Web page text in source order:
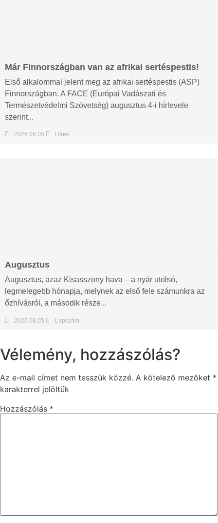
Már Finnországban van az afrikai sertéspestis!
Első alkalommal jelent meg az afrikai sertéspestis (ASP)
Finnországban. A FACE (Európai Vadászati és
Természetvédelmi Szövetség) augusztus 4-i hírlevele
szerint...
2026.08.05. Hírek
Augusztus
Augusztus, azaz Kisasszony hava – a nyár utolsó,
legmelegebb hónapja, melynek az első fele számunkra az
őzhívásról, a második része...
2026.08.05. Lapszám
Vélemény, hozzászólás?
Az e-mail címet nem tesszük közzé. A kötelező mezőket *
karakterrel jelöltük
Hozzászólás *